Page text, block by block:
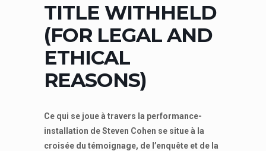
TITLE WITHHELD
(FOR LEGAL AND
ETHICAL
REASONS)
Ce qui se joue à travers la performance-
installation de Steven Cohen se situe à la
croisée du témoignage, de l’enquête et de la